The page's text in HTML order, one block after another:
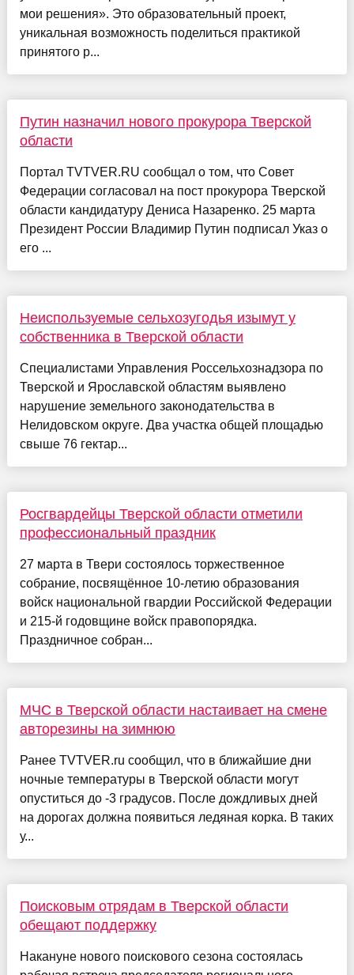
мои решения». Это образовательный проект,
уникальная возможность поделиться практикой
принятого р...
Путин назначил нового прокурора Тверской
области
Портал TVTVER.RU сообщал о том, что Совет
Федерации согласовал на пост прокурора Тверской
области кандидатуру Дениса Назаренко. 25 марта
Президент России Владимир Путин подписал Указ о
его ...
Неиспользуемые сельхозугодья изымут у
собственника в Тверской области
Специалистами Управления Россельхознадзора по
Тверской и Ярославской областям выявлено
нарушение земельного законодательства в
Нелидовском округе. Два участка общей площадью
свыше 76 гектар...
Росгвардейцы Тверской области отметили
профессиональный праздник
27 марта в Твери состоялось торжественное
собрание, посвящённое 10-летию образования
войск национальной гвардии Российской Федерации
и 215-й годовщине войск правопорядка.
Праздничное собран...
МЧС в Тверской области настаивает на смене
авторезины на зимнюю
Ранее TVTVER.ru сообщил, что в ближайшие дни
ночные температуры в Тверской области могут
опуститься до -3 градусов. После дождливых дней
на дорогах должна появиться ледяная корка. В таких
у...
Поисковым отрядам в Тверской области
обещают поддержку
Накануне нового поискового сезона состоялась